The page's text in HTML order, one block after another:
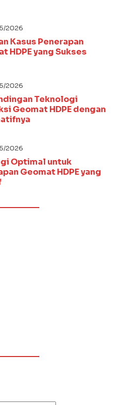
2026
Kasus Penerapan
HDPE yang Sukses
2026
Teknologi
Geomat HDPE dengan
2026
Optimal untuk
Geomat HDPE yang